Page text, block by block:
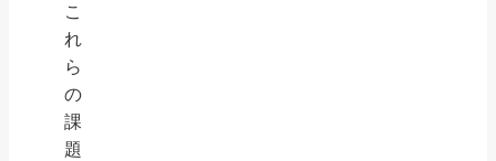
こ
れ
ら
の
課
題